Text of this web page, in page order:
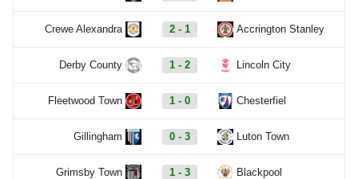
Crewe Alexandra 2 - 1 Accrington Stanley
Derby County 1 - 2 Lincoln City
Fleetwood Town 1 - 0 Chesterfiel
Gillingham 0 - 3 Luton Town
Grimsby Town 1 - 3 Blackpool